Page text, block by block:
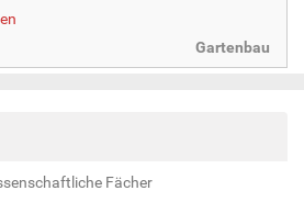
Gartenbau
Fächer